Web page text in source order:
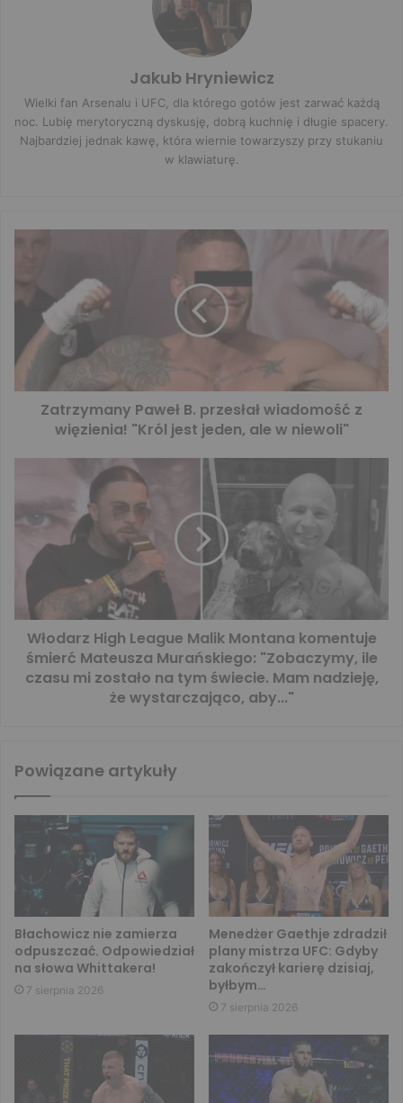
Jakub Hryniewicz
Wielki fan Arsenalu i UFC, dla którego gotów jest zarwać każdą
noc. Lubię merytoryczną dyskusję, dobrą kuchnię i długie spacery.
Najbardziej jednak kawę, która wiernie towarzyszy przy stukaniu
w klawiaturę.
Zatrzymany Paweł B. przesłał wiadomość z
więzienia! "Król jest jeden, ale w niewoli"
Włodarz High League Malik Montana komentuje
śmierć Mateusza Murańskiego: "Zobaczymy, ile
czasu mi zostało na tym świecie. Mam nadzieję,
że wystarczająco, aby..."
Powiązane artykuły
Błachowicz nie zamierza
odpuszczać. Odpowiedział
na słowa Whittakera!
7 sierpnia 2026
Menedżer Gaethje zdradził
plany mistrza UFC: Gdyby
zakończył karierę dzisiaj,
byłbym…
7 sierpnia 2026